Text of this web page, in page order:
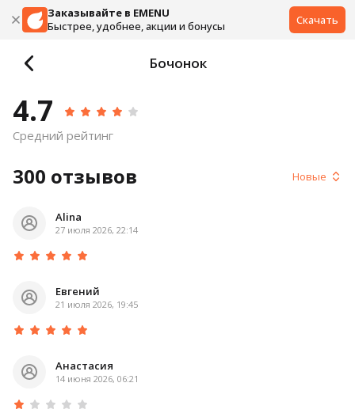
Заказывайте в EMENU
Быстрее, удобнее, акции и бонусы
Скачать
Бочонок
4.7
Средний рейтинг
300 отзывов Новые
Alina
27 июля 2026, 22:14
Евгений
21 июля 2026, 19:45
Анастасия
14 июня 2026, 06:21